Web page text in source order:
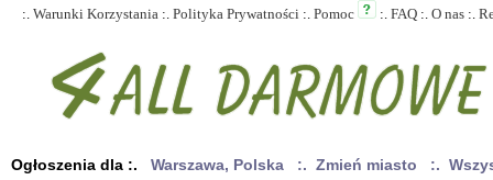
:. Warunki Korzystania :. Polityka Prywatności :. Pomoc :. FAQ :. O nas :.
Ogłoszenia dla :. Warszawa, Polska :. Zmień miasto :.